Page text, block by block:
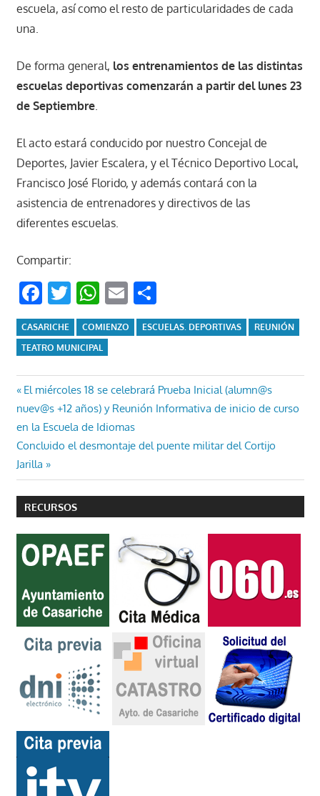
escuela, así como el resto de particularidades de cada
una.
De forma general, los entrenamientos de las distintas
escuelas deportivas comenzarán a partir del lunes 23
de Septiembre.
El acto estará conducido por nuestro Concejal de
Deportes, Javier Escalera, y el Técnico Deportivo Local,
Francisco José Florido, y además contará con la
asistencia de entrenadores y directivos de las
diferentes escuelas.
Compartir:
Facebook
Twitter
WhatsApp
EmailCompartir
CASARICHE COMIENZO ESCUELAS. DEPORTIVAS
REUNIÓN
TEATRO MUNICIPAL
Navegación
de
entradas
Entrada
anterior:
El miércoles 18 se celebrará Prueba Inicial (alumn@s
nuev@s +12 años) y Reunión Informativa de inicio de curso
en la Escuela de Idiomas
Entrada
siguiente:
Concluido el desmontaje del puente militar del Cortijo
Jarilla
RECURSOS